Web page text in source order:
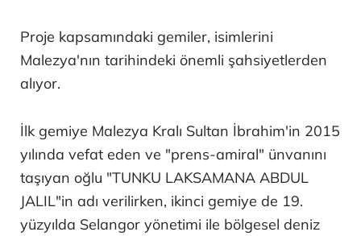
Proje kapsamındaki gemiler, isimlerini
Malezya'nın tarihindeki önemli şahsiyetlerden
alıyor.
İlk gemiye Malezya Kralı Sultan İbrahim'in 2015
yılında vefat eden ve "prens-amiral" ünvanını
taşıyan oğlu "TUNKU LAKSAMANA ABDUL
JALIL"in adı verilirken, ikinci gemiye de 19.
yüzyılda Selangor yönetimi ile bölgesel deniz